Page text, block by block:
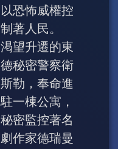
以恐怖威權控
制著人民。
渇望升遷的東
德秘密警察衛
斯勒，奉命進
駐一棟公寓，
秘密監控著名
劇作家德瑞曼